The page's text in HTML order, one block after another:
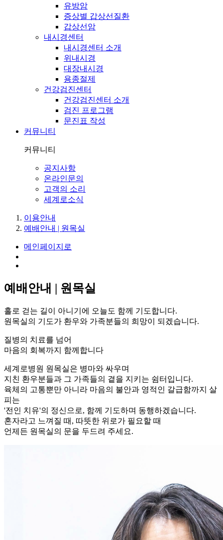
유방암
증상별 갑상선질환
갑상선암
내시경센터
내시경센터 소개
위내시경
대장내시경
용종절제
건강검진센터
건강검진센터 소개
검진 프로그램
문진표 작성
커뮤니티
커뮤니티
공지사항
온라인문의
고객의 소리
세계로소식
이용안내
예배안내 | 원목실
메인페이지로
예배안내 | 원목실
홀로 걷는 길이 아니기에 오늘도 함께 기도합니다.
원목실의 기도가 환우와 가족분들의 희망이 되겠습니다.
질병의 치료를 넘어
마음의 회복까지 함께합니다
세계로병원 원목실은 병마와 싸우며
지친 환우분들과 그 가족들의 곁을 지키는 쉼터입니다.
육체의 고통뿐만 아니라 마음의 불안과 영적인 갈급함까지 살
피는
'전인 치유'의 정신으로, 함께 기도하며 동행하겠습니다.
혼자라고 느껴질 때, 따뜻한 위로가 필요할 때
언제든 원목실의 문을 두드려 주세요.